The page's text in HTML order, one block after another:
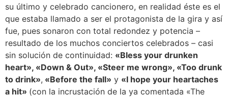
su último y celebrado cancionero, en realidad éste es el
que estaba llamado a ser el protagonista de la gira y así
fue, pues sonaron con total redondez y potencia –
resultado de los muchos conciertos celebrados – casi
sin solución de continuidad: «Bless your drunken
heart», «Down & Out», «Steer me wrong», «Too drunk
to drink», «Before the fall» y «I hope your heartaches
a hit» (con la incrustación de la ya comentada «The